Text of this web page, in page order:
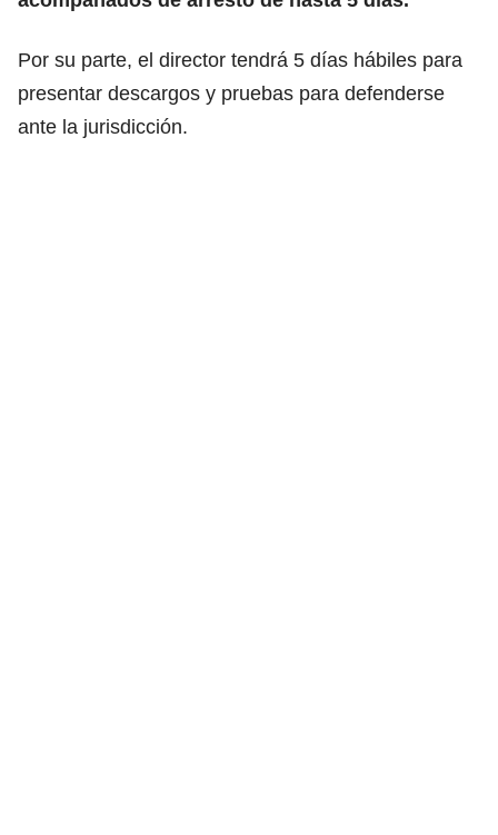
Por su parte, el director tendrá 5 días hábiles para
presentar descargos y pruebas para defenderse
ante la jurisdicción.